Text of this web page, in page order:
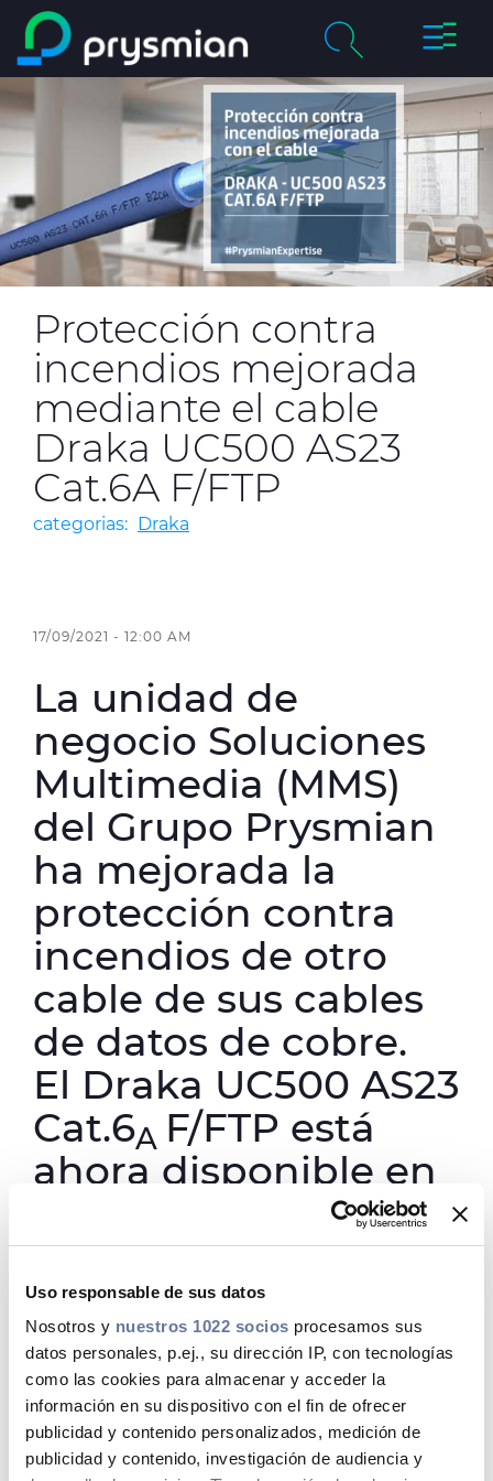
Uso responsable de sus datos
Nosotros y nuestros 1022 socios procesamos sus
datos personales, p.ej., su dirección IP, con tecnologías
como las cookies para almacenar y acceder la
información en su dispositivo con el fin de ofrecer
publicidad y contenido personalizados, medición de
publicidad y contenido, investigación de audiencia y
Saltar al contenido
principal
Buscar
Compañía chevron_right
Mercados
Centro de Productos
Catálogos Online
Certificados de Calidad
Proyectos
Sostenibilidad
Media
Web Global
CABLEAPP PRY CABLEAPP GC
PRYSMIAN CLUB
DISCOVER ENERGY
3D
Protección contra
incendios mejorada
mediante el cable
Draka UC500 AS23
Cat.6A F/FTP
categorias: Draka
17/09/2021 - 12:00 AM
La unidad de
negocio Soluciones
Multimedia (MMS)
del Grupo Prysmian
ha mejorada la
protección contra
incendios de otro
cable de sus cables
de datos de cobre.
El Draka UC500 AS23
Cat.6A F/FTP está
ahora disponible en
protección contra
incendios B2
a1 del CPR
(Reglamento de
Productos de la